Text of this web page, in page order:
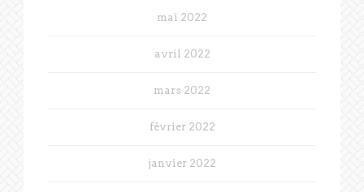
mai 2022
avril 2022
mars 2022
février 2022
janvier 2022